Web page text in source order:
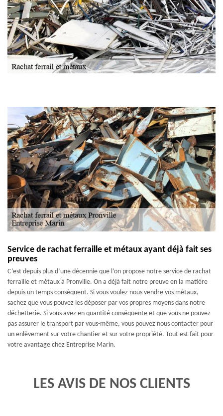
Service de rachat ferraille et métaux ayant déjà fait ses
preuves
C’est depuis plus d’une décennie que l’on propose notre service de rachat
ferraille et métaux à Pronville. On a déjà fait notre preuve en la matière
depuis un temps conséquent. Si vous voulez nous vendre vos métaux,
sachez que vous pouvez les déposer par vos propres moyens dans notre
déchetterie. Si vous avez en quantité conséquente et que vous ne pouvez
pas assurer le transport par vous-même, vous pouvez nous contacter pour
un enlèvement sur votre chantier et sur votre propriété. Tout est fait pour
votre avantage chez Entreprise Marin.
LES AVIS DE NOS CLIENTS